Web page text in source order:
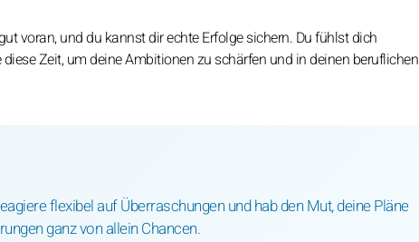
voran, und du kannst dir echte Erfolge sichern. Du fühlst dich
Zeit, um deine Ambitionen zu schärfen und in deinen beruflichen
flexibel auf Überraschungen und hab den Mut, deine Pläne
ganz von allein Chancen.